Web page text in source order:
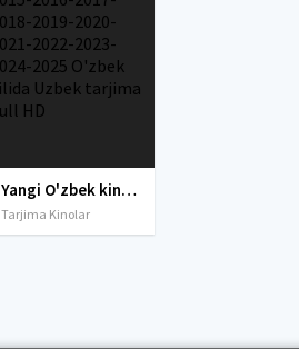
Yangi O'zbek kinolar 2010-2011-2012-2013-2014-2015-2016-2017-2018-2019-2020-2021-2022-2023-2024-2025 O'zbek tilida Uzbek tarjima Full HD
Tarjima Kinolar